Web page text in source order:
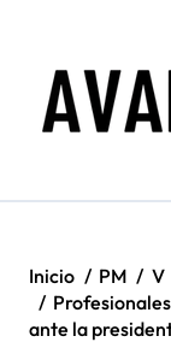
contenido
Inicio PM V
ante la